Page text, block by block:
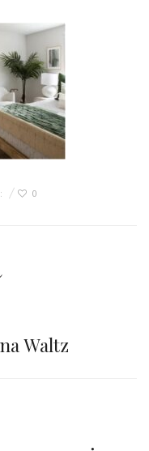
0
Waltz